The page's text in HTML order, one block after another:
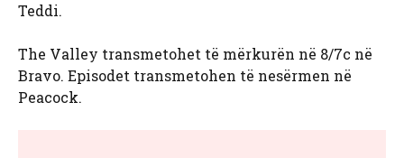
Teddi.
The Valley transmetohet të mërkurën në 8/7c në
Bravo. Episodet transmetohen të nesërmen në
Peacock.